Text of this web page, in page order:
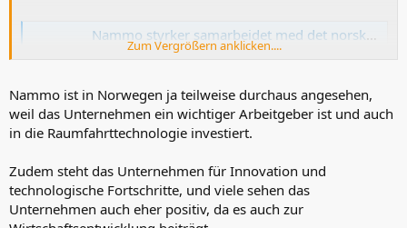
Nammo styrker samarbeidet med det norske hopplandslaget frem mot VM på hjemmebane
www.skiforbundet.no
Zum Vergrößern anklicken....
Nammo ist in Norwegen ja teilweise durchaus angesehen,
weil das Unternehmen ein wichtiger Arbeitgeber ist und auch
in die Raumfahrttechnologie investiert.
Zudem steht das Unternehmen für Innovation und
technologische Fortschritte, und viele sehen das
Unternehmen auch eher positiv, da es auch zur